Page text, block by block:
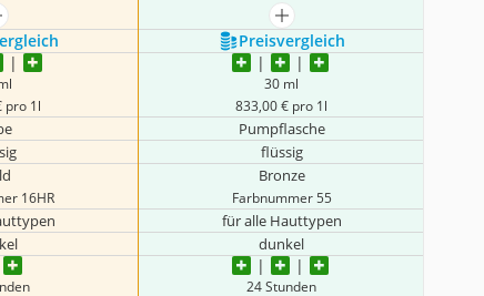
anzeigen
mehr anzeigen
Preis­vergleich
pro 1l
30 ml
833,00 € pro 1l
Pumpflasche
flüssig
16HR
Bronze
Farbnummer 55
für alle Hauttypen
dunkel
24 Stunden